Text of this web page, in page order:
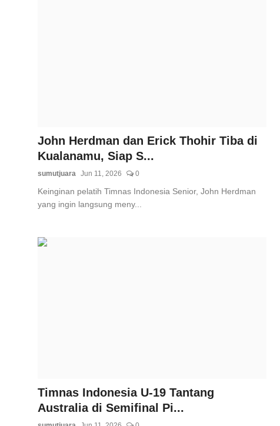
John Herdman dan Erick Thohir Tiba di
Kualanamu, Siap S...
sumutjuara Jun 11, 2026 0
Keinginan pelatih Timnas Indonesia Senior, John Herdman
yang ingin langsung meny...
Timnas Indonesia U-19 Tantang
Australia di Semifinal Pi...